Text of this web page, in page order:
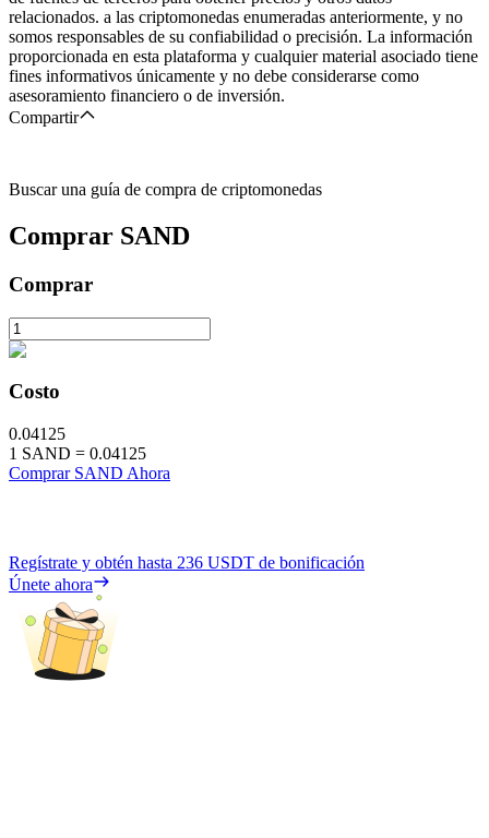
relacionados. a las criptomonedas enumeradas anteriormente, y no
somos responsables de su confiabilidad o precisión. La información
proporcionada en esta plataforma y cualquier material asociado tiene
fines informativos únicamente y no debe considerarse como
asesoramiento financiero o de inversión.
Compartir
Buscar una guía de compra de criptomonedas
Comprar SAND
Comprar
Costo
0.04125
1 SAND = 0.04125
Comprar SAND Ahora
Regístrate y obtén hasta 236 USDT de bonificación
Únete ahora